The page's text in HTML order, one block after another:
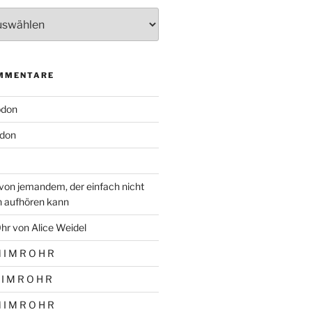
jemandem, der einfach nicht
aufhören kann
von Alice Weidel
I M R O H R
M R O H R
I M R O H R